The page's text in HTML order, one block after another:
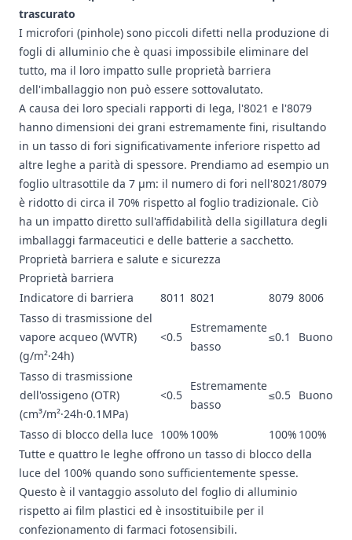
trascurato
I microfori (pinhole) sono piccoli difetti nella produzione di
fogli di alluminio che è quasi impossibile eliminare del
tutto, ma il loro impatto sulle proprietà barriera
dell'imballaggio non può essere sottovalutato.
A causa dei loro speciali rapporti di lega, l'8021 e l'8079
hanno dimensioni dei grani estremamente fini, risultando
in un tasso di fori significativamente inferiore rispetto ad
altre leghe a parità di spessore. Prendiamo ad esempio un
foglio ultrasottile da 7 μm: il numero di fori nell'8021/8079
è ridotto di circa il 70% rispetto al foglio tradizionale. Ciò
ha un impatto diretto sull'affidabilità della sigillatura degli
imballaggi farmaceutici e delle batterie a sacchetto.
Proprietà barriera e salute e sicurezza
Proprietà barriera
Indicatore di barriera
8011 8021 8079 8006
Tasso di trasmissione del
vapore acqueo (WVTR)
(g/m²·24h)
<0.5
Estremamente
basso
≤0.1 Buono
Tasso di trasmissione
dell'ossigeno (OTR)
(cm³/m²·24h·0.1MPa)
<0.5
Estremamente
basso
≤0.5 Buono
Tasso di blocco della luce 100% 100% 100% 100%
Tutte e quattro le leghe offrono un tasso di blocco della
luce del 100% quando sono sufficientemente spesse.
Questo è il vantaggio assoluto del foglio di alluminio
rispetto ai film plastici ed è insostituibile per il
confezionamento di farmaci fotosensibili.